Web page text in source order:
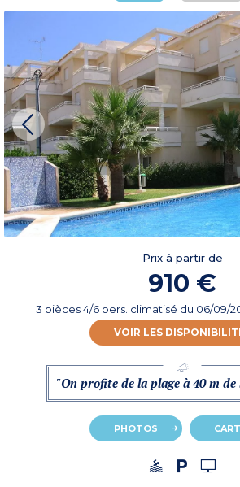
Prix à partir de
910 €
3 pièces 4/6 pers. climatisé du 06/09/
VOIR LES
"On profite de la plage à 40 m de
PHOTOS